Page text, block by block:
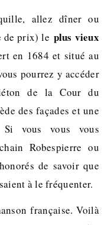
allez dîner ou
de prix) le plus vieux
en 1684 et situé au
pourrez y accéder
de la Cour du
des façades et une
vous vous vous
Robespierre ou
de savoir que
à le fréquenter.
française. Voilà